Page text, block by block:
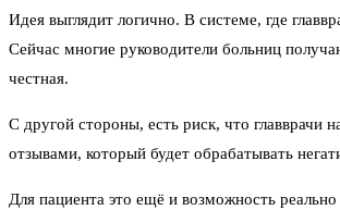
Идея выглядит логично. В системе, где
Сейчас многие руководители больниц
честная.
С другой стороны, есть риск, что главврачи
отзывами, который будет обрабатывать
Для пациента это ещё и возможность